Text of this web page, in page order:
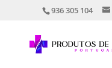
936 305 104